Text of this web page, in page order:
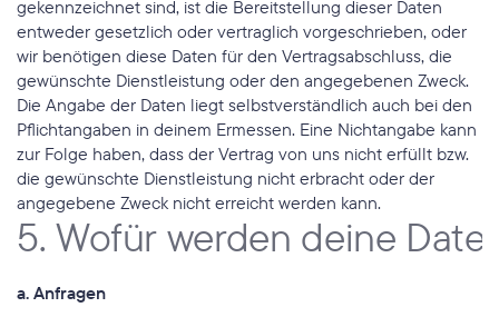
gekennzeichnet sind, ist die Bereitstellung dieser Daten
entweder gesetzlich oder vertraglich vorgeschrieben, oder
wir benötigen diese Daten für den Vertragsabschluss, die
gewünschte Dienstleistung oder den angegebenen Zweck.
Die Angabe der Daten liegt selbstverständlich auch bei den
Pflichtangaben in deinem Ermessen. Eine Nichtangabe kann
zur Folge haben, dass der Vertrag von uns nicht erfüllt bzw.
die gewünschte Dienstleistung nicht erbracht oder der
angegebene Zweck nicht erreicht werden kann.
5. Wofür werden deine
a. Anfragen